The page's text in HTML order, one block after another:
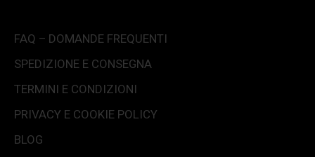
FAQ – DOMANDE FREQUENTI
SPEDIZIONE E CONSEGNA
TERMINI E CONDIZIONI
PRIVACY E COOKIE POLICY
BLOG